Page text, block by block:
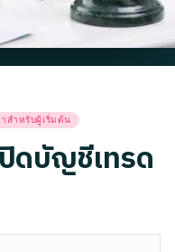
สำหรับผู้เริ่มต้น
ดบัญชีเทรด